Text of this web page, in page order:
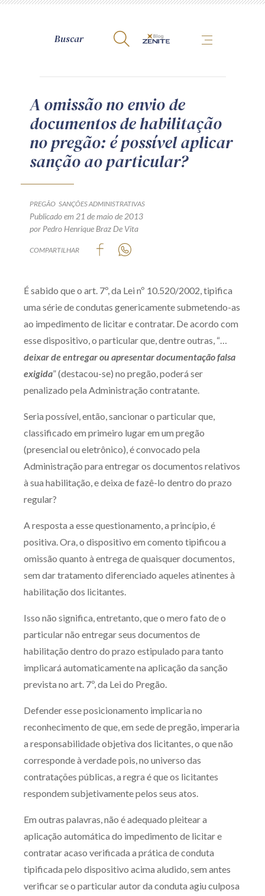
A Zênite
Como publicar conosco
Site da Zênite
Contato
Guia de Direitos dos Titulares de Dados
Encarregado (contato)
Zênite Fácil IA
Zênite Play
Orientação por Escrito
Mentoria Zênite
Capacitação
Zênite Online
Zênite in Company
Receba por RSS
Av. Sete de Setembro, 4698
Telefone (41) 2109-8666
Whatsapp (41) 98881-6616
A omissão no envio de
documentos de habilitação
no pregão: é possível aplicar
sanção ao particular?
PREGÃO SANÇÕES ADMINISTRATIVAS
Publicado em 21 de maio de 2013
por Pedro Henrique Braz De Vita
COMPARTILHAR
É sabido que o art. 7º, da Lei nº 10.520/2002, tipifica
uma série de condutas genericamente submetendo-as
ao impedimento de licitar e contratar. De acordo com
esse dispositivo, o particular que, dentre outras, “…
deixar de entregar ou apresentar documentação falsa
exigida” (destacou-se) no pregão, poderá ser
penalizado pela Administração contratante.
Seria possível, então, sancionar o particular que,
classificado em primeiro lugar em um pregão
(presencial ou eletrônico), é convocado pela
Administração para entregar os documentos relativos
à sua habilitação, e deixa de fazê-lo dentro do prazo
regular?
A resposta a esse questionamento, a princípio, é
positiva. Ora, o dispositivo em comento tipificou a
omissão quanto à entrega de quaisquer documentos,
sem dar tratamento diferenciado aqueles atinentes à
habilitação dos licitantes.
Isso não significa, entretanto, que o mero fato de o
particular não entregar seus documentos de
habilitação dentro do prazo estipulado para tanto
implicará automaticamente na aplicação da sanção
prevista no art. 7º, da Lei do Pregão.
Defender esse posicionamento implicaria no
reconhecimento de que, em sede de pregão, imperaria
a responsabilidade objetiva dos licitantes, o que não
corresponde à verdade pois, no universo das
contratações públicas, a regra é que os licitantes
respondem subjetivamente pelos seus atos.
Em outras palavras, não é adequado pleitear a
aplicação automática do impedimento de licitar e
contratar acaso verificada a prática de conduta
tipificada pelo dispositivo acima aludido, sem antes
verificar se o particular autor da conduta agiu culposa